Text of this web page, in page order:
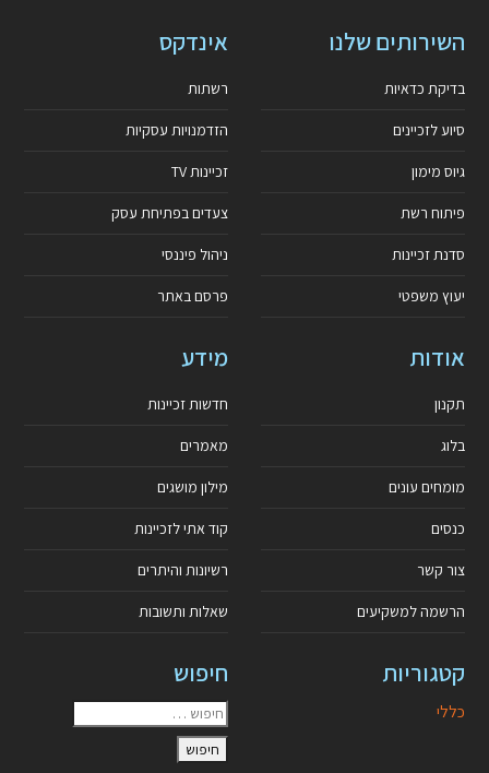
השירותים שלנו
בדיקת כדאיות
סיוע לזכיינים
גיוס מימון
פיתוח רשת
סדנת זכיינות
יעוץ משפטי
אינדקס
רשתות
הזדמנויות עסקיות
זכיינות TV
צעדים בפתיחת עסק
ניהול פיננסי
פרסם באתר
אודות
תקנון
בלוג
מומחים עונים
כנסים
צור קשר
הרשמה למשקיעים
מידע
חדשות זכיינות
מאמרים
מילון מושגים
קוד אתי לזכיינות
רשיונות והיתרים
שאלות ותשובות
קטגוריות
כללי
חיפוש